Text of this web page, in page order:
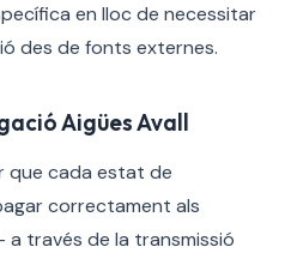
en lloc de necessitar
des de fonts externes.
Aigües Avall
que cada estat de
correctament als
través de la transmissió